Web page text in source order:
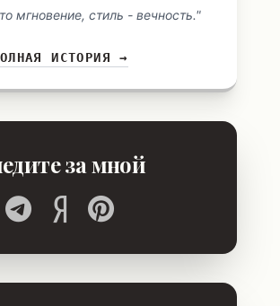
мгновение, стиль - вечность."
ИСТОРИЯ →
за мной